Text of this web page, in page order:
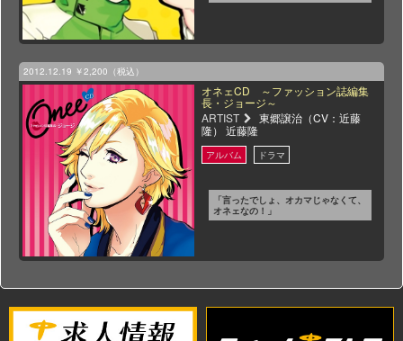
2012.12.19 ￥2,200（税込）
オネェCD ～ファッション誌編集
長・ジョージ～
ARTIST
東郷譲治（CV：近藤
隆） 近藤隆
「言ったでしょ、オカマじゃなくて、
オネェなの！」